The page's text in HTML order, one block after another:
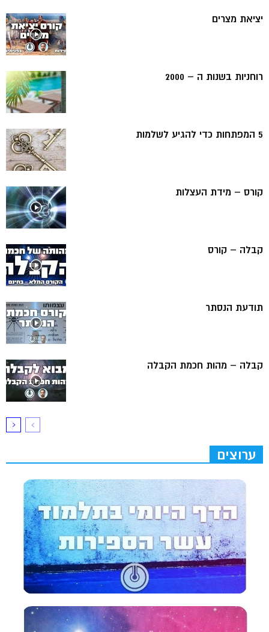
יציאת מצרים
רוחניות בשנות ה – 2000
5 המפתחות כדי להגיע לשלמות
קורס – מידת העצלות
קבלה – קורס
תודעת הנסתר
קבלה – מהות חכמת הקבלה
ערוצים